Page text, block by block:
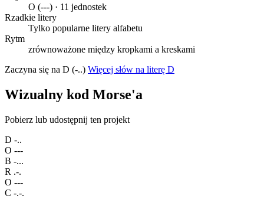
O (---) · 11 jednostek
Rzadkie litery
Tylko popularne litery alfabetu
Rytm
zrównoważone między kropkami a kreskami
Zaczyna się na D (-..) Więcej słów na literę D
Wizualny kod Morse'a
Pobierz lub udostępnij ten projekt
D -..
O ---
B -...
R .-.
O ---
C -.-.